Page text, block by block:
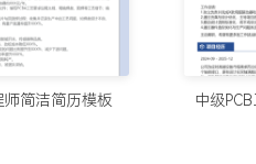
10个值得
100分简历官方
8款AI简
师简洁简历模板 中级